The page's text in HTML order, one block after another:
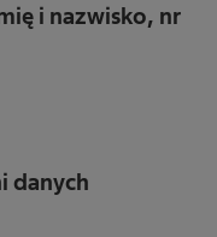
i nazwisko, nr
danych